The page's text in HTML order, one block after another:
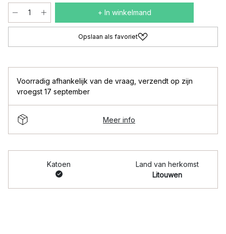
+ In winkelmand
Opslaan als favoriet
Voorradig afhankelijk van de vraag verzendt op zijn
vroegst 17 september
Meer info
Katoen
Land van herkomst
Litouwen